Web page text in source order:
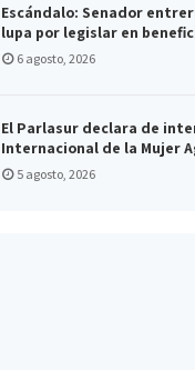
Escándalo: Senador
lupa por legislar en
6 agosto, 2026
El Parlasur declara de
Internacional de la Mujer
5 agosto, 2026